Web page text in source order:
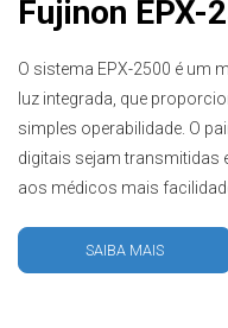
Fujinon EPX-
O sistema EPX-2500 é um
luz integrada, que
simples operabilidade. O
digitais sejam transmitidas
aos médicos mais
SAIBA MAIS